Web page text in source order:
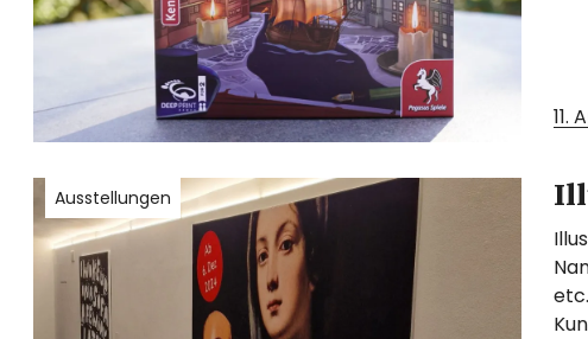
11.
Ausstellungen